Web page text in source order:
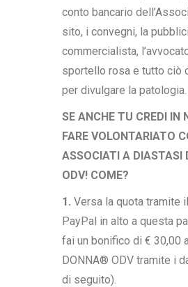
conto bancario
sito, i convegni, la
commercialista,
sportello rosa e tutto ciò
per divulgare la patologia.
SE ANCHE TU CREDI IN
FARE VOLONTARIATO
ASSOCIATI A DIASTASI
ODV! COME?
1. Versa la quota tramite
PayPal in alto a questa
fai un bonifico di € 30,00
DONNA® ODV tramite i
di seguito).